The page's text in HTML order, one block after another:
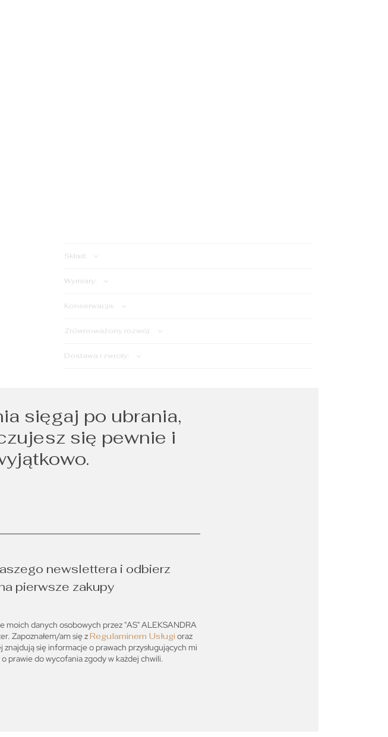
Skład:
Wymiary:
Konserwacja:
Zrównoważony rozwój:
Dostawa i zwroty:
sięgaj po ubrania,
się pewnie i
newslettera i odbierz
pierwsze zakupy
moich danych osobowych przez "AS" ALEKSANDRA
Zapoznałem/am się zRegulaminem Usługi oraz
znajdują się informacje o prawach przysługujących mi
prawie do wycofania zgody w każdej chwili.